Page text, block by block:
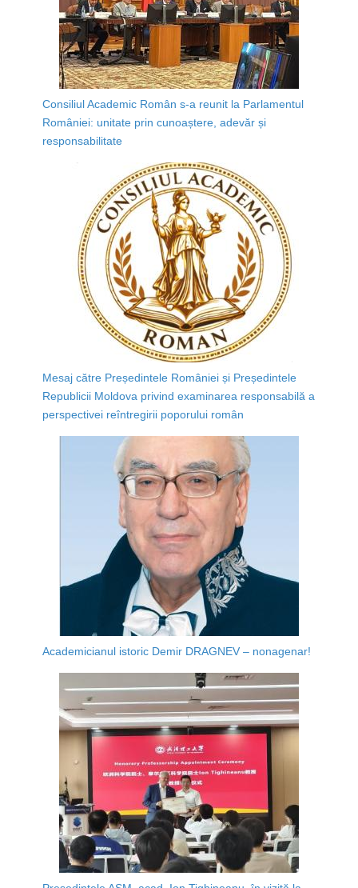
Consiliul Academic Român s-a reunit la Parlamentul
României: unitate prin cunoaștere, adevăr și
responsabilitate
Mesaj către Președintele României și Președintele
Republicii Moldova privind examinarea responsabilă a
perspectivei reîntregirii poporului român
Academicianul istoric Demir DRAGNEV – nonagenar!